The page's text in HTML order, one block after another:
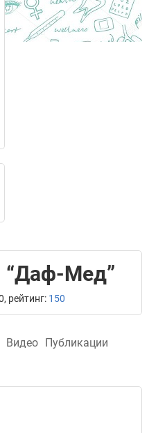
“Даф-Мед”
рейтинг: 150
Видео Публикации